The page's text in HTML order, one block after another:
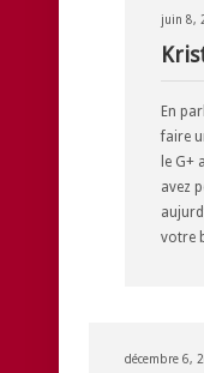
juin 8,
En
faire
le G+
avez
votre
décembre 6,